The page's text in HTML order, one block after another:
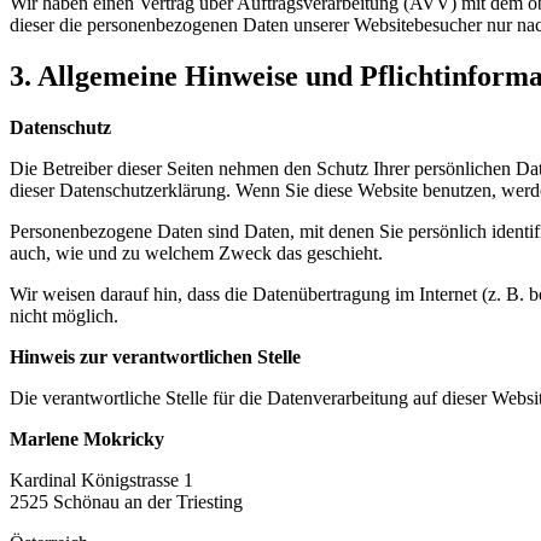
dieser die personenbezogenen Daten unserer Websitebesucher nur
3. Allgemeine Hinweise und
Datenschutz
Die Betreiber dieser Seiten nehmen den Schutz Ihrer persönlichen
dieser Datenschutzerklärung. Wenn Sie diese Website benutzen,
Personenbezogene Daten sind Daten, mit denen Sie persönlich
auch, wie und zu welchem Zweck das geschieht.
Wir weisen darauf hin, dass die Datenübertragung im Internet (z.
nicht möglich.
Hinweis zur verantwortlichen Stelle
Die verantwortliche Stelle für die Datenverarbeitung auf dieser
Marlene Mokricky
Kardinal Königstrasse 1
2525 Schönau an der Triesting